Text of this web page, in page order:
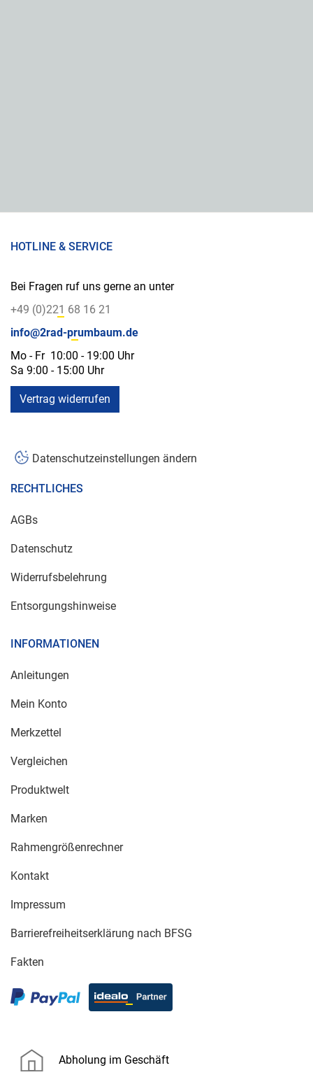
HOTLINE & SERVICE
Bei Fragen ruf uns gerne an unter
+49 (0)221 68 16 21
info@2rad-prumbaum.de
Mo - Fr 10:00 - 19:00 Uhr
Sa 9:00 - 15:00 Uhr
Vertrag widerrufen
Datenschutzeinstellungen ändern
RECHTLICHES
AGBs
Datenschutz
Widerrufsbelehrung
Entsorgungshinweise
INFORMATIONEN
Anleitungen
Mein Konto
Merkzettel
Vergleichen
Produktwelt
Marken
Rahmengrößenrechner
Kontakt
Impressum
Barrierefreiheitserklärung nach BFSG
Fakten
Abholung im Geschäft